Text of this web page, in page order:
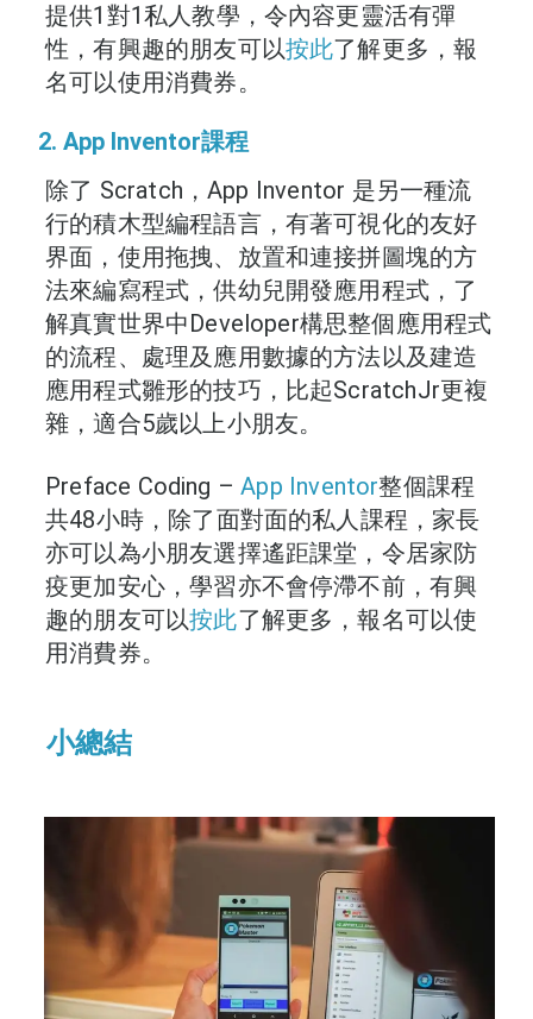
提供1對1私人教學，令內容更靈活有彈
性，有興趣的朋友可以按此了解更多，報
名可以使用消費券。
2. App Inventor課程
除了 Scratch，App Inventor 是另一種流
行的積木型編程語言，有著可視化的友好
界面，使用拖拽、放置和連接拼圖塊的方
法來編寫程式，供幼兒開發應用程式，了
解真實世界中Developer構思整個應用程式
的流程、處理及應用數據的方法以及建造
應用程式雛形的技巧，比起ScratchJr更複
雜，適合5歲以上小朋友。
Preface Coding –App Inventor整個課程
共48小時，除了面對面的私人課程，家長
亦可以為小朋友選擇遙距課堂，令居家防
疫更加安心，學習亦不會停滯不前，有興
趣的朋友可以按此了解更多，報名可以使
用消費券。
小總結